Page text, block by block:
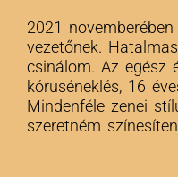
2021
vezetőnek.
csinálom. Az egész
kóruséneklés, 16
Mindenféle zenei
szeretném